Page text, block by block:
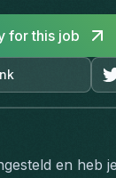
for this job